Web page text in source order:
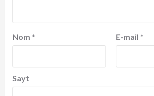
Nom * E-mail *
Sayt